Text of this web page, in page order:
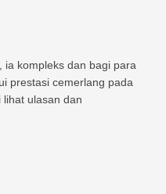
ia kompleks dan bagi para
prestasi cemerlang pada
ulasan dan